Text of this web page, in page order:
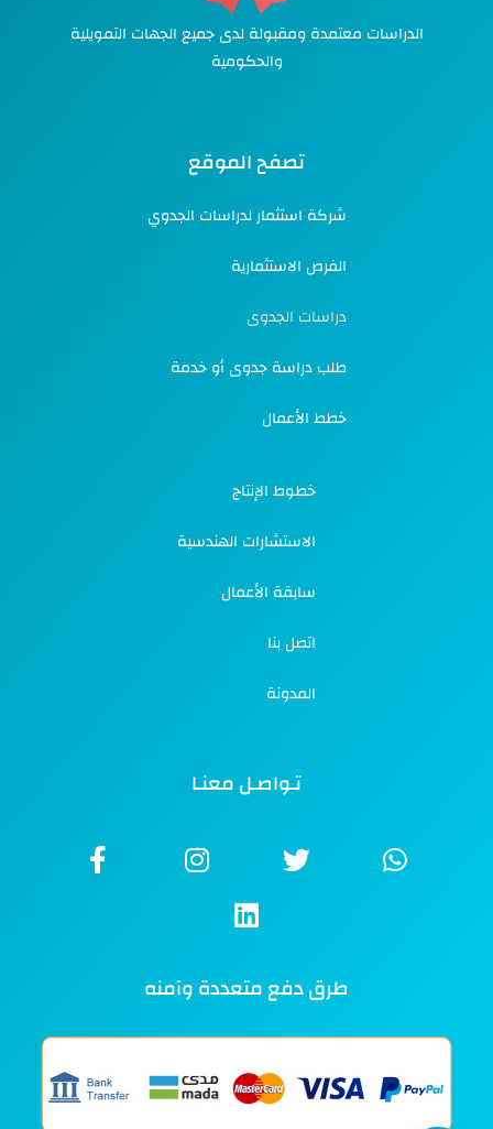
الدراسات معتمدة ومقبولة لدى جميع الجهات التمويلية
والحكومية
تصفح الموقع
شركة استثمار لدراسات الجدوي
الفرص الاستثمارية
دراسات الجدوى
طلب دراسة جدوى أو خدمة
خطط الأعمال
خطوط الإنتاج
الاستشارات الهندسية
سابقة الأعمال
اتصل بنا
المدونة
تـواصـل معنـا
طرق دفع متعددة وآمنه